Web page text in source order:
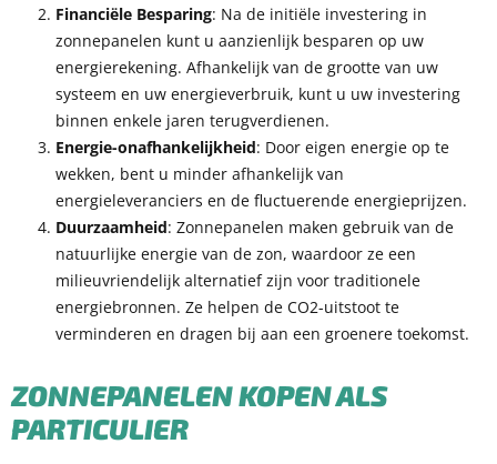
Financiële Besparing: Na de initiële investering in
zonnepanelen kunt u aanzienlijk besparen op uw
energierekening. Afhankelijk van de grootte van uw
systeem en uw energieverbruik, kunt u uw investering
binnen enkele jaren terugverdienen.
Energie-onafhankelijkheid: Door eigen energie op te
wekken, bent u minder afhankelijk van
energieleveranciers en de fluctuerende energieprijzen.
Duurzaamheid: Zonnepanelen maken gebruik van de
natuurlijke energie van de zon, waardoor ze een
milieuvriendelijk alternatief zijn voor traditionele
energiebronnen. Ze helpen de CO2-uitstoot te
verminderen en dragen bij aan een groenere toekomst.
ZONNEPANELEN KOPEN ALS
PARTICULIER